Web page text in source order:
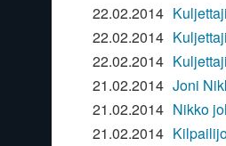
22.02.2014
22.02.2014
22.02.2014
21.02.2014 Joni
21.02.2014 Nikko
21.02.2014